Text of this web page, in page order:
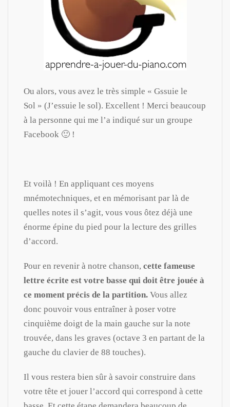
Ou alors, vous avez le très simple « Gssuie le
Sol » (J’essuie le sol). Excellent ! Merci beaucoup
à la personne qui me l’a indiqué sur un groupe
Facebook 🙂 !
Et voilà ! En appliquant ces moyens
mnémotechniques, et en mémorisant par là de
quelles notes il s’agit, vous vous ôtez déjà une
énorme épine du pied pour la lecture des grilles
d’accord.
Pour en revenir à notre chanson, cette fameuse
lettre écrite est votre basse qui doit être jouée à
ce moment précis de la partition. Vous allez
donc pouvoir vous entraîner à poser votre
cinquième doigt de la main gauche sur la note
trouvée, dans les graves (octave 3 en partant de la
gauche du clavier de 88 touches).
Il vous restera bien sûr à savoir construire dans
votre tête et jouer l’accord qui correspond à cette